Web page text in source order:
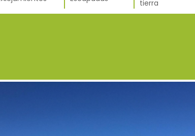
tierra